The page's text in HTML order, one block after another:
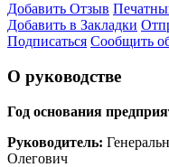
Добавить Отзыв
Добавить в Закладки
Подписаться Сообщить
О руководстве
Год основания
Руководитель:
Олегович